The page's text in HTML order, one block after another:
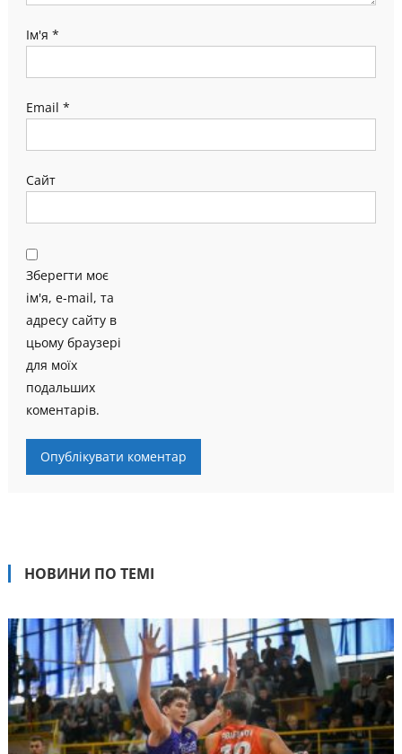
Ім'я *
Email *
Сайт
Зберегти моє
ім'я, e-mail, та
адресу сайту в
цьому браузері
для моїх
подальших
коментарів.
НОВИНИ ПО ТЕМІ